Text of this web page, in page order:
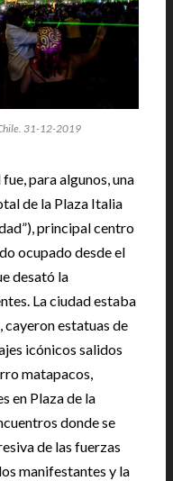
31-12-2019
para algunos, una
de la Plaza Italia
principal centro
ocupado desde el
desató la
La ciudad estaba
estatuas de
icónicos salidos
matapacos,
en Plaza de la
donde se
de las fuerzas
manifestantes y la